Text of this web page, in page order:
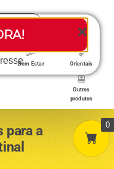
Toggle
Bem Estar Orientais
Outros
produtos
para a
0